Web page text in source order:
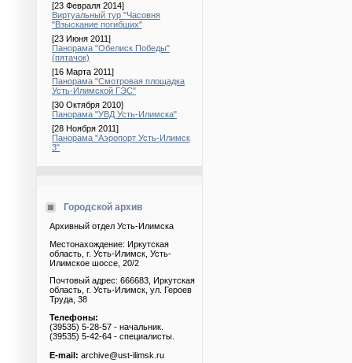
[23 Февраля 2014]
Виртуальный тур "Часовня
"Взыскание погибших"
[23 Июня 2011]
Панорама "Обелиск Победы"
(пятачок)
[16 Марта 2011]
Панорама "Смотровая площадка
Усть-Илимской ГЭС"
[30 Октября 2010]
Панорама "УВД Усть-Илимска"
[28 Ноября 2011]
Панорама "Аэропорт Усть-Илимск
3"
Городской архив
Архивный отдел Усть-Илимска
Местонахождение: Иркутская
область, г. Усть-Илимск, Усть-
Илимское шоссе, 20/2
Почтовый адрес: 666683, Иркутская
область, г. Усть-Илимск, ул. Героев
Труда, 38
Телефоны:
(39535) 5-28-57 - начальник.
(39535) 5-42-64 - специалисты.
E-mail: archive@ust-ilimsk.ru